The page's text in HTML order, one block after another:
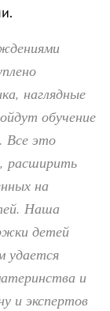
наглядные
обучение
Все это
расширить
на
Наша
детей
удается
и
и экспертов